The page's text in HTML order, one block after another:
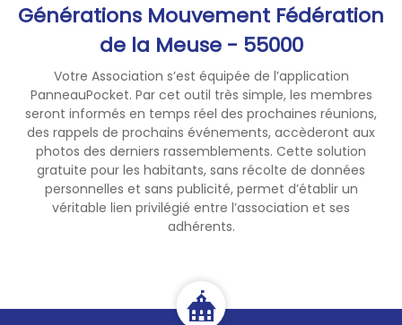
Générations Mouvement Fédération
de la Meuse - 55000
Votre Association s’est équipée de l’application
PanneauPocket. Par cet outil très simple, les membres
seront informés en temps réel des prochaines réunions,
des rappels de prochains événements, accèderont aux
photos des derniers rassemblements. Cette solution
gratuite pour les habitants, sans récolte de données
personnelles et sans publicité, permet d’établir un
véritable lien privilégié entre l’association et ses
adhérents.
Ci-dessous, informations
complémentaires